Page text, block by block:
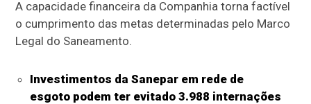
A capacidade financeira da Companhia torna factível
o cumprimento das metas determinadas pelo Marco
Legal do Saneamento.
Investimentos da Sanepar em rede de
esgoto podem ter evitado 3.988 internações